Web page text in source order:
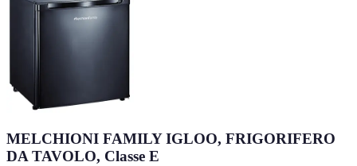
MELCHIONI FAMILY IGLOO, FRIGORIFERO
DA TAVOLO, Classe E